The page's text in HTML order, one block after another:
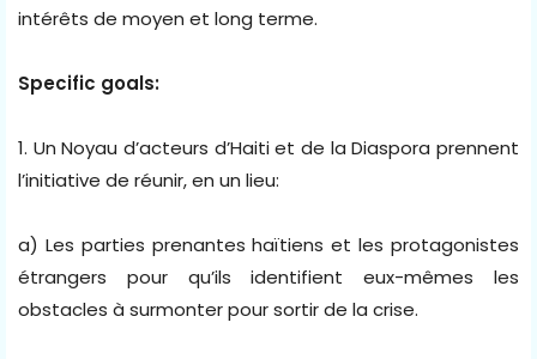
intérêts de moyen et long terme.
Specific goals:
1. Un Noyau d’acteurs d’Haiti et de la Diaspora prennent
l’initiative de réunir, en un lieu:
a) Les parties prenantes haïtiens et les protagonistes
étrangers pour qu’ils identifient eux-mêmes les
obstacles à surmonter pour sortir de la crise.